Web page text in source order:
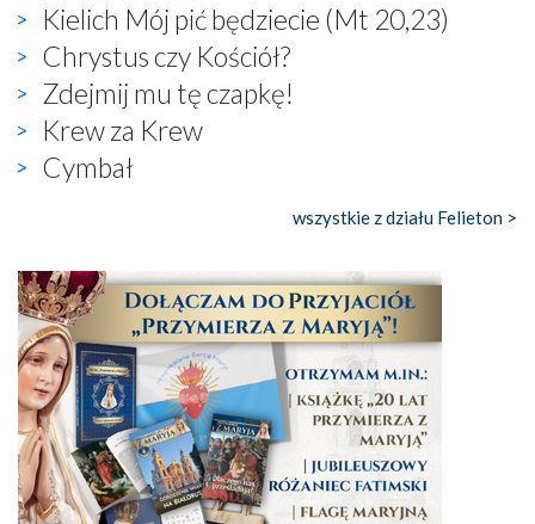
Kielich Mój pić będziecie (Mt 20,23)
Chrystus czy Kościół?
Zdejmij mu tę czapkę!
Krew za Krew
Cymbał
wszystkie z działu Felieton >